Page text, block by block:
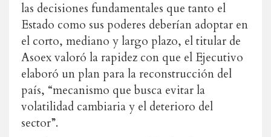
las decisiones fundamentales que tanto el
Estado como sus poderes deberían adoptar en
el corto, mediano y largo plazo, el titular de
Asoex valoró la rapidez con que el Ejecutivo
elaboró un plan para la reconstrucción del
país, “mecanismo que busca evitar la
volatilidad cambiaria y el deterioro del
sector”.